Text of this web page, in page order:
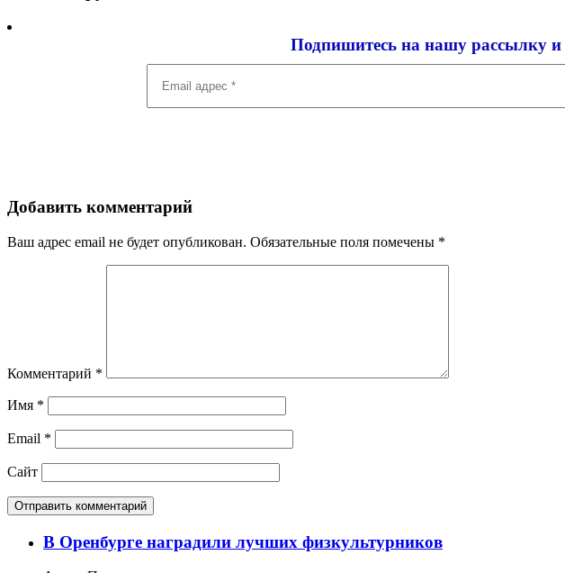
Подпишитесь на нашу рассылку и
адрес
*
Добавить комментарий
Ваш адрес email не будет опубликован. Обязательные поля помечены *
Комментарий *
Имя *
Email *
Сайт
В Оренбурге наградили лучших физкультурников